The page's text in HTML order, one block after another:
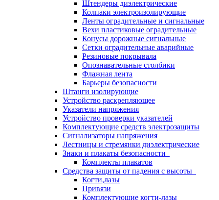
Штендеры диэлектрические
Колпаки электроизолирующие
Ленты оградительные и сигнальные
Вехи пластиковые оградительные
Конусы дорожные сигнальные
Сетки оградительные аварийные
Резиновые покрывала
Опознавательные столбики
Флажная лента
Барьеры безопасности
Штанги изолирующие
Устройство раскрепляющее
Указатели напряжения
Устройство проверки указателей
Комплектующие средств электрозащиты
Сигнализаторы напряжения
Лестницы и стремянки диэлектрические
Знаки и плакаты безопасности
Комплекты плакатов
Средства защиты от падения с высоты
Когти,лазы
Привязи
Комплектующие когти-лазы